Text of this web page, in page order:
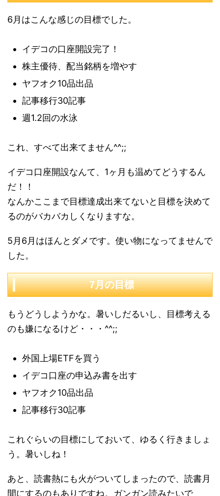
6月はこんな感じの目標でした。
イデコの口座開設完了！
株主優待、配当銘柄を増やす
ヤフオク10品出品
記事移行30記事
週1.2回の水泳
これ、すべて出来てません^^;;
イデコ口座開設なんて、1ヶ月も温めてどうするん
だ！！
なんかここまで目標達成出来てないと目標を決めて
るのがバカバカしくなりますな。
5月6月はほんとダメです。使い物になってませんで
した。
7月の目標
もうどうしようかな。暑いしだるいし、目標考える
のも嫌になるけど・・・^^;;
外国上場ETFを買う
イデコ口座の申込み書を出す
ヤフオク10品出品
記事移行30記事
これぐらいの目標にしておいて、ゆるく行きましょ
う。暑いしね！
あと、読書熱にも火がついてしまったので、読書月
間にするのもありですね。ガンガン読みたいで